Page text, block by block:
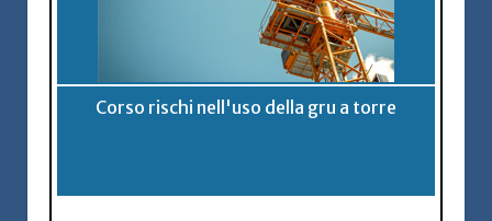
Corso rischi nell'uso della gru a torre